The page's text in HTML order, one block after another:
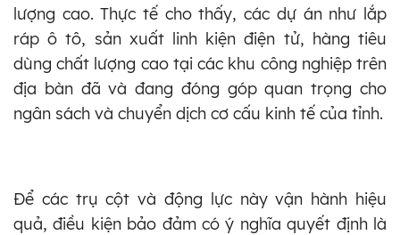
lượng cao. Thực tế cho thấy, các dự án như lắp
ráp ô tô, sản xuất linh kiện điện tử, hàng tiêu
dùng chất lượng cao tại các khu công nghiệp trên
địa bàn đã và đang đóng góp quan trọng cho
ngân sách và chuyển dịch cơ cấu kinh tế của tỉnh.
Để các trụ cột và động lực này vận hành hiệu
quả, điều kiện bảo đảm có ý nghĩa quyết định là